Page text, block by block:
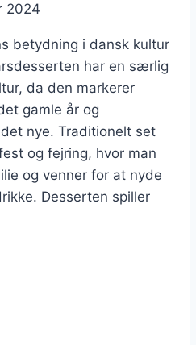
2024
betydning i dansk kultur
har en særlig
da den markerer
gamle år og
nye. Traditionelt set
og fejring, hvor man
og venner for at nyde
Desserten spiller